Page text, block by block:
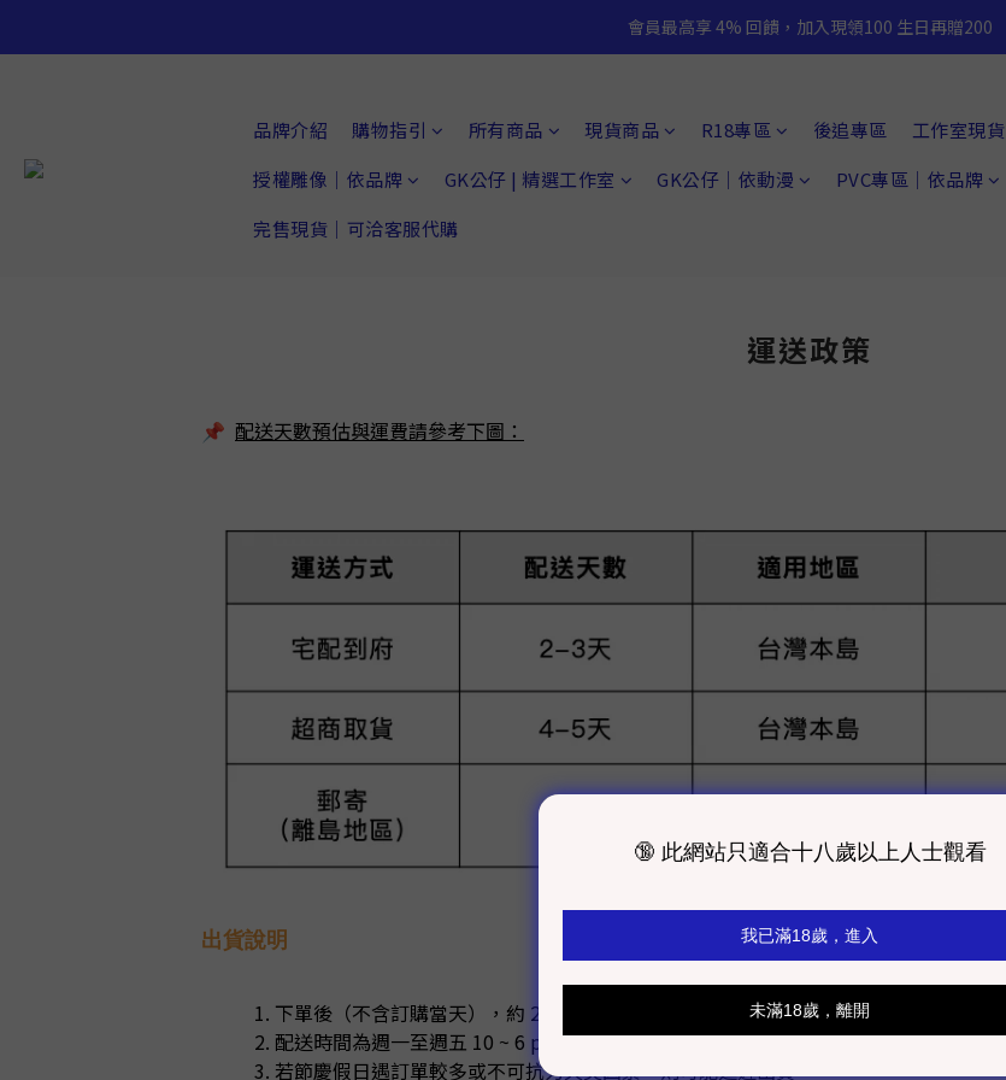
會員最高享 4% 回饋，加入現領100 生日再贈200
品牌介紹 購物指引 所有商品 現貨商品 R18專區 後追專區 工作室現貨
授權雕像｜依品牌
GK公仔 | 精選工作室 GK公仔｜依動漫 PVC專區｜依品牌
完售現貨｜可洽客服代購
運送政策
📌 配送天數預估與運費請參考下圖：
出貨說明
下單後（不含訂購當天），約 2-4 個工作天寄出，不含例假日
配送時間為週一至週五 10 ~ 6 pm，週六日無安排配送
若節慶假日遇訂單較多或不可抗力天災因素，則可能延遲出貨